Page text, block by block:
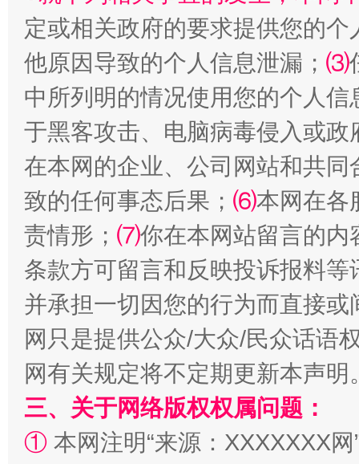
站台名比不上好声名
定或相关政府的要求提供您的个
他原因导致的个人信息泄漏； ⑶
中所列明的情况使用您的个人
于黑客攻击、电脑病毒侵入或
在本网的企业、公司网站和共
致的任何事态后果； ⑹本网在各
责情形； ⑺你在本网站留言的内
条款方可留言和反映投诉报料
并承担一切因您的行为而直接
网只是提供公众/大众/民众话语
网有关规定将不定期更新本声明
三、关于网络版权权属问题：
① 本网注明“来源：XXXXXXX